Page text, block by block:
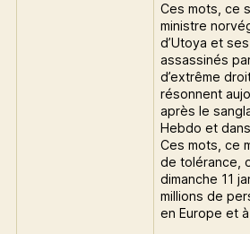
Ces mots, ce
ministre
d’Utoya et
assassinés
d’extrême
résonnent
après le
Hebdo et
Ces mots, ce
de tolérance,
dimanche 11
millions de
en Europe et